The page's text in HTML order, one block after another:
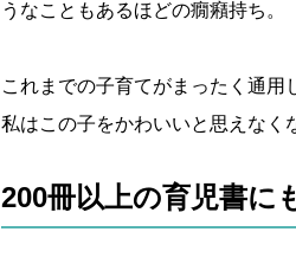
うなこともあるほどの癇癪持ち。
これまでの子育てがまったく通用
私はこの子をかわいいと思えなく
200冊以上の育児書に